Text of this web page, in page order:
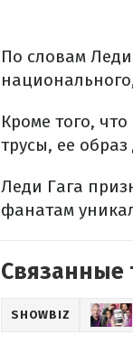
По словам
Кроме того,
трусы, ее
Леди Гага
фанатам
Связанные
SHOWBIZ